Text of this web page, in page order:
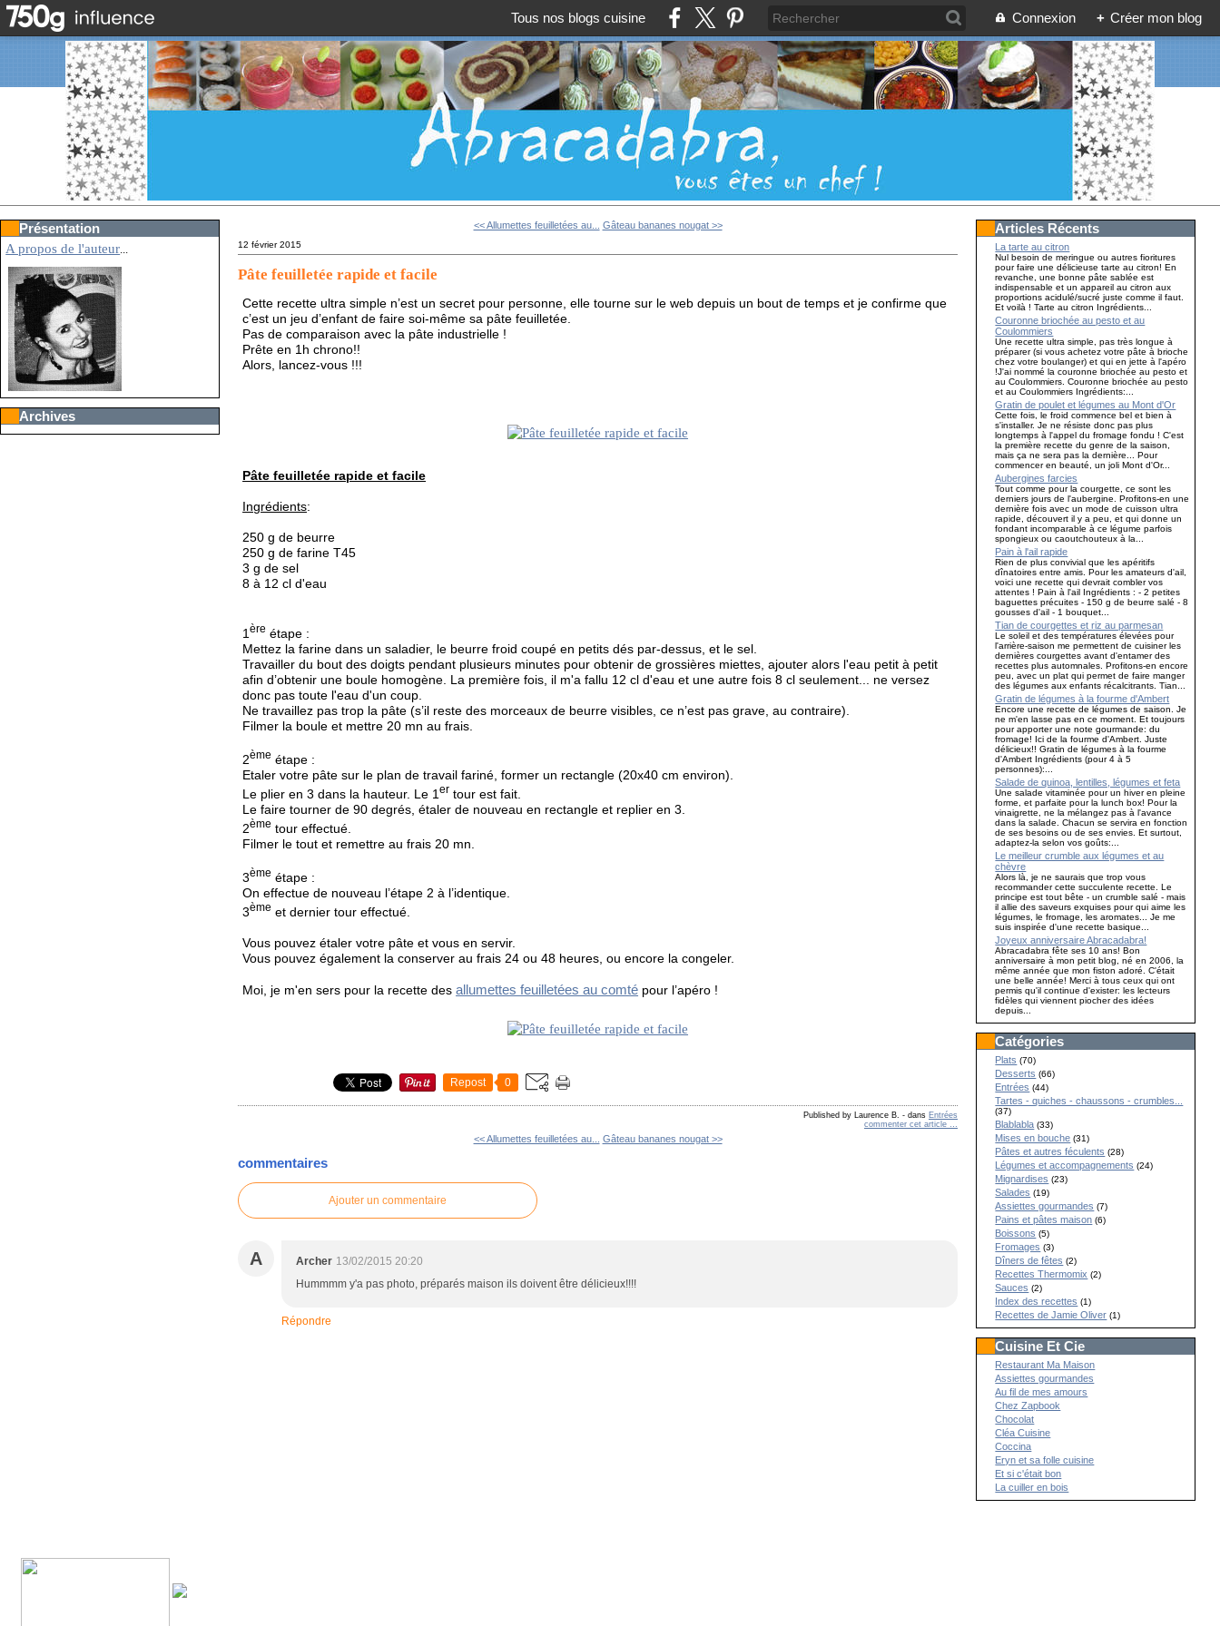
Tous nos blogs cuisine Connexion + Créer mon blog
Présentation
A propos de l'auteur...
Archives
<< Allumettes feuilletées au... Gâteau bananes nougat >>
12 février 2015
Pâte feuilletée rapide et facile
Cette recette ultra simple n’est un secret pour personne, elle tourne sur le web depuis un bout de temps et je confirme que
c’est un jeu d’enfant de faire soi-même sa pâte feuilletée.
Pas de comparaison avec la pâte industrielle !
Prête en 1h chrono!!
Alors, lancez-vous !!!
Pâte feuilletée rapide et facile
Ingrédients:
250 g de beurre
250 g de farine T45
3 g de sel
8 à 12 cl d'eau
1ère étape :
Mettez la farine dans un saladier, le beurre froid coupé en petits dés par-dessus, et le sel.
Travailler du bout des doigts pendant plusieurs minutes pour obtenir de grossières miettes, ajouter alors l'eau petit à petit
afin d’obtenir une boule homogène. La première fois, il m'a fallu 12 cl d'eau et une autre fois 8 cl seulement... ne versez
donc pas toute l'eau d'un coup.
Ne travaillez pas trop la pâte (s’il reste des morceaux de beurre visibles, ce n’est pas grave, au contraire).
Filmer la boule et mettre 20 mn au frais.
2ème étape :
Etaler votre pâte sur le plan de travail fariné, former un rectangle (20x40 cm environ).
Le plier en 3 dans la hauteur. Le 1er tour est fait.
Le faire tourner de 90 degrés, étaler de nouveau en rectangle et replier en 3.
2ème tour effectué.
Filmer le tout et remettre au frais 20 mn.
3ème étape :
On effectue de nouveau l’étape 2 à l’identique.
3ème et dernier tour effectué.
Vous pouvez étaler votre pâte et vous en servir.
Vous pouvez également la conserver au frais 24 ou 48 heures, ou encore la congeler.
Moi, je m'en sers pour la recette desallumettes feuilletées au comté pour l’apéro !
Repost 0
Published by Laurence B. - dans Entrées
commenter cet article
<< Allumettes feuilletées au... Gâteau bananes nougat >>
commentaires
Ajouter un commentaire
A Archer 13/02/2015 20:20
Hummmm y'a pas photo, préparés maison ils doivent être délicieux!!!!
Répondre
Articles Récents
La tarte au citron
Nul besoin de meringue ou autres fioritures
pour faire une délicieuse tarte au citron! En
revanche, une bonne pâte sablée est
indispensable et un appareil au citron aux
proportions acidulé/sucré juste comme il faut.
Et voilà ! Tarte au citron Ingrédients...
Couronne briochée au pesto et au
Coulommiers
Une recette ultra simple, pas très longue à
préparer (si vous achetez votre pâte à brioche
chez votre boulanger) et qui en jette à l'apéro
!J'ai nommé la couronne briochée au pesto et
au Coulommiers. Couronne briochée au pesto
et au Coulommiers Ingrédients:...
Gratin de poulet et légumes au Mont d'Or
Cette fois, le froid commence bel et bien à
s'installer. Je ne résiste donc pas plus
longtemps à l'appel du fromage fondu ! C'est
la première recette du genre de la saison,
mais ça ne sera pas la dernière... Pour
commencer en beauté, un joli Mont d'Or...
Aubergines farcies
Tout comme pour la courgette, ce sont les
derniers jours de l'aubergine. Profitons-en une
dernière fois avec un mode de cuisson ultra
rapide, découvert il y a peu, et qui donne un
fondant incomparable à ce légume parfois
spongieux ou caoutchouteux à la...
Pain à l'ail rapide
Rien de plus convivial que les apéritifs
dînatoires entre amis. Pour les amateurs d'ail,
voici une recette qui devrait combler vos
attentes ! Pain à l'ail Ingrédients : - 2 petites
baguettes précuites - 150 g de beurre salé - 8
gousses d'ail - 1 bouquet...
Tian de courgettes et riz au parmesan
Le soleil et des températures élevées pour
l'arrière-saison me permettent de cuisiner les
dernières courgettes avant d'entamer des
recettes plus automnales. Profitons-en encore
peu, avec un plat qui permet de faire manger
des légumes aux enfants récalcitrants. Tian...
Gratin de légumes à la fourme d'Ambert
Encore une recette de légumes de saison. Je
ne m'en lasse pas en ce moment. Et toujours
pour apporter une note gourmande: du
fromage! Ici de la fourme d'Ambert. Juste
délicieux!! Gratin de légumes à la fourme
d'Ambert Ingrédients (pour 4 à 5
personnes):...
Salade de quinoa, lentilles, légumes et feta
Une salade vitaminée pour un hiver en pleine
forme, et parfaite pour la lunch box! Pour la
vinaigrette, ne la mélangez pas à l'avance
dans la salade. Chacun se servira en fonction
de ses besoins ou de ses envies. Et surtout,
adaptez-la selon vos goûts:...
Le meilleur crumble aux légumes et au
chèvre
Alors là, je ne saurais que trop vous
recommander cette succulente recette. Le
principe est tout bête - un crumble salé - mais
il allie des saveurs exquises pour qui aime les
légumes, le fromage, les aromates... Je me
suis inspirée d'une recette basique...
Joyeux anniversaire Abracadabra!
Abracadabra fête ses 10 ans! Bon
anniversaire à mon petit blog, né en 2006, la
même année que mon fiston adoré. C'était
une belle année! Merci à tous ceux qui ont
permis qu'il continue d'exister: les lecteurs
fidèles qui viennent piocher des idées
depuis...
Catégories
Plats (70)
Desserts (66)
Entrées (44)
Tartes - quiches - chaussons - crumbles...
(37)
Blablabla (33)
Mises en bouche (31)
Pâtes et autres féculents (28)
Légumes et accompagnements (24)
Mignardises (23)
Salades (19)
Assiettes gourmandes (7)
Pains et pâtes maison (6)
Boissons (5)
Fromages (3)
Dîners de fêtes (2)
Recettes Thermomix (2)
Sauces (2)
Index des recettes (1)
Recettes de Jamie Oliver (1)
Cuisine Et Cie
Restaurant Ma Maison
Assiettes gourmandes
Au fil de mes amours
Chez Zapbook
Chocolat
Cléa Cuisine
Coccina
Eryn et sa folle cuisine
Et si c'était bon
La cuiller en bois